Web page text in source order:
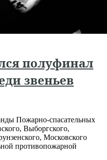
полуфинал
звеньев
Пожарно-спасательных
Выборгского,
Московского
противопожарной